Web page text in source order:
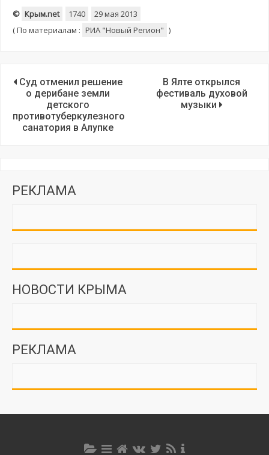
© Крым.net 1740
29 мая 2013
(По материалам : РИА "Новый Регион" )
Суд отменил решение
о дерибане земли
детского
противотуберкулезного
санатория в Алупке
В Ялте открылся
фестиваль духовой
музыки
РЕКЛАМА
НОВОСТИ КРЫМА
РЕКЛАМА